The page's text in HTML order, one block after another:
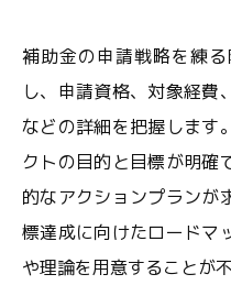
補助金の申請戦略を練
し、申請資格、対象経費
などの詳細を把握します
クトの目的と目標が明確
的なアクションプランが
標達成に向けたロードマ
や理論を用意することが